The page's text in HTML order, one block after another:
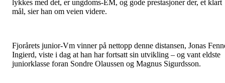
lykkes med det, er ungdoms-EM, og gode prestasjoner der, et klart
mål, sier han om veien videre.
Fjorårets junior-Vm vinner på nettopp denne distansen, Jonas
Ingierd, viste i dag at han har fortsatt sin utvikling – og vant eldste
juniorklasse foran Sondre Olaussen og Magnus Sigurdsson.